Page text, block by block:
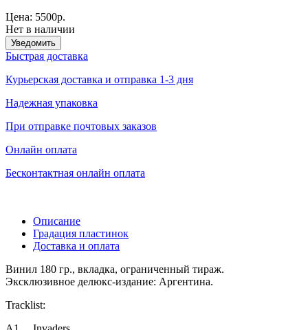
Цена: 5500р.
Нет в наличии
Уведомить
Быстрая доставка
Курьерская доставка и отправка 1-3 дня
Надежная упаковка
При отправке почтовых заказов
Онлайн оплата
Бесконтактная онлайн оплата
Описание
Градация пластинок
Доставка и оплата
Винил 180 гр., вкладка, ограниченный тираж.
Эксклюзивное делюкс-издание: Аргентина.
Tracklist: